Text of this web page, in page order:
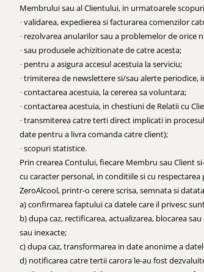
Membrului sau al Clientului, in urmatoarele
· validarea, expedierea si facturarea comenzilor
· rezolvarea anularilor sau a problemelor de orice
· sau produsele achizitionate de catre acesta;
· pentru a asigura accesul acestuia la serviciu;
· trimiterea de newslettere si/sau alerte periodice,
· contactarea acestuia, la cererea sa voluntara;
· contactarea acestuia, in chestiuni de Relatii cu
· transmiterea catre terti direct implicati in
date pentru a livra comanda catre client);
· scopuri statistice.
Prin crearea Contului, fiecare Membru sau Client
cu caracter personal, in conditiile si cu
ZeroAlcool, printr-o cerere scrisa, semnata si
a) confirmarea faptului ca datele care il privesc
b) dupa caz, rectificarea, actualizarea, blocarea
sau inexacte;
c) dupa caz, transformarea in date anonime a
d) notificarea catre tertii carora le-au fost